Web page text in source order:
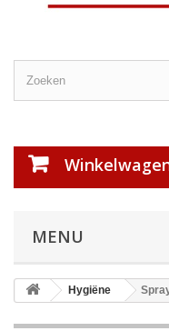
MENU
Hygiëne